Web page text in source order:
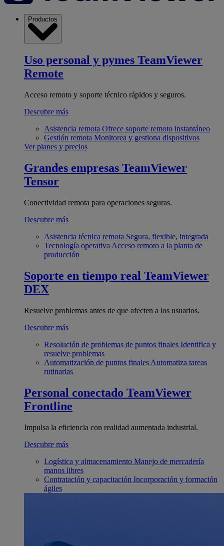
Productos
Uso personal y pymes TeamViewer
Remote
Acceso remoto y soporte técnico rápidos y seguros.
Descubre más
Asistencia remota Ofrece soporte remoto instantáneo
Gestión remota Monitorea y gestiona dispositivos
Ver planes y precios
Grandes empresas TeamViewer
Tensor
Conectividad remota para operaciones seguras.
Descubre más
Asistencia técnica remota Segura, flexible, integrada
Tecnología operativa Acceso remoto a la planta de
producción
Soporte en tiempo real TeamViewer
DEX
Resuelve problemas antes de que afecten a los usuarios.
Descubre más
Resolución de problemas de puntos finales Identifica y
resuelve problemas
Automatización de puntos finales Automatiza tareas
rutinarias
Personal conectado TeamViewer
Frontline
Impulsa la eficiencia con realidad aumentada industrial.
Descubre más
Logística y almacenamiento Manejo de mercadería
manos libres
Contratación y capacitación Incorporación y formación
ágiles